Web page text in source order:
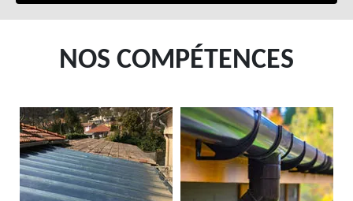
NOS COMPÉTENCES